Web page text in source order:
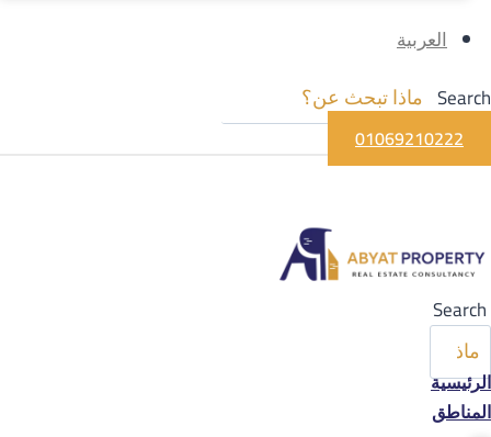
العربية
Search
01069210222
Search
الرئيسية
المناطق